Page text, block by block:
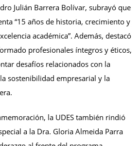
Julián Barrera Bolívar, subrayó que
“15 años de historia, crecimiento y
académica”. Además, destacó
profesionales íntegros y éticos,
desafíos relacionados con la
sostenibilidad empresarial y la
la UDES también rindió
a la Dra. Gloria Almeida Parra